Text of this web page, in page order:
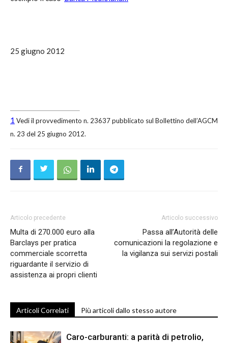
25 giugno 2012
1 Vedi il provvedimento n. 23637 pubblicato sul Bollettino dell’AGCM
n. 23 del 25 giugno 2012.
Articolo precedente
Multa di 270.000 euro alla
Barclays per pratica
commerciale scorretta
riguardante il servizio di
assistenza ai propri clienti
Articolo successivo
Passa all’Autorità delle
comunicazioni la regolazione e
la vigilanza sui servizi postali
Articoli Correlati Più articoli dallo stesso autore
Caro-carburanti: a parità di petrolio,